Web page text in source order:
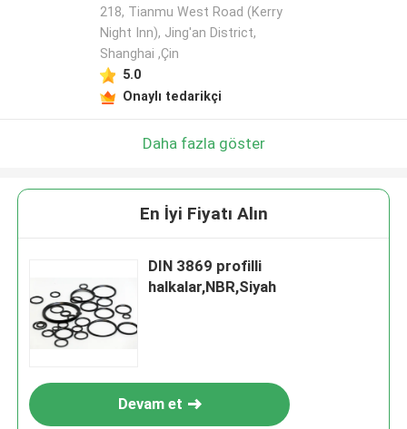
218, Tianmu West Road (Kerry
Night Inn), Jing'an District,
Shanghai ,Çin
5.0
Onaylı tedarikçi
Daha fazla göster
En İyi Fiyatı Alın
DIN 3869 profilli
halkalar,NBR,Siyah
Devam et